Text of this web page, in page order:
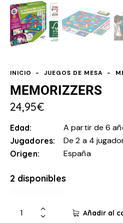
INICIO JUEGOS DE MESA
MEMORIZZERS
24,95€
Edad A partir de 6
Jugadores De 2 a 4
Origen España
2 disponibles
Añadir al